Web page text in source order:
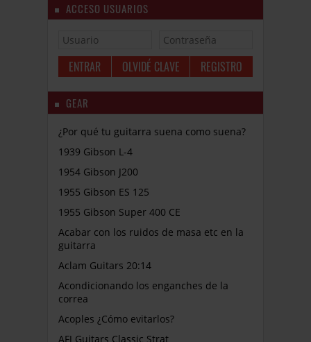
ACCESO USUARIOS
OLVIDÉ CLAVE REGISTRO
GEAR
¿Por qué tu guitarra suena como suena?
1939 Gibson L-4
1954 Gibson J200
1955 Gibson ES 125
1955 Gibson Super 400 CE
Acabar con los ruidos de masa etc en la
guitarra
Aclam Guitars 20:14
Acondicionando los enganches de la
correa
Acoples ¿Cómo evitarlos?
AFJ Guitars Classic Strat